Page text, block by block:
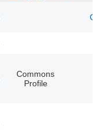
Commons
Profile